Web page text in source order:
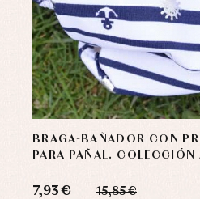
BRAGA-BAÑADOR CON
PARA PAÑAL. COLECCIÓN
7,93 € 15,85 €